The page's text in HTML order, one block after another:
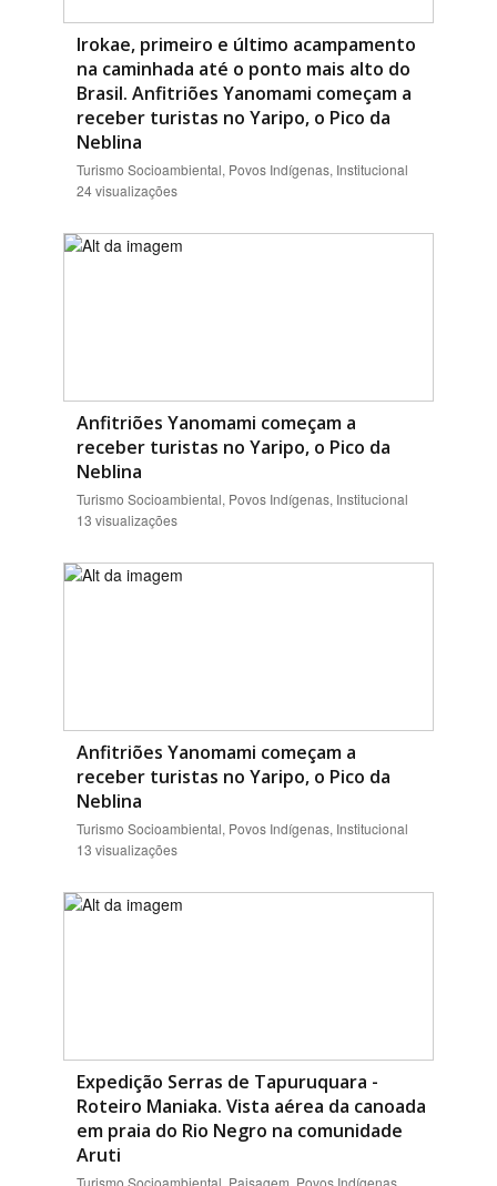
Irokae, primeiro e último acampamento
na caminhada até o ponto mais alto do
Brasil. Anfitriões Yanomami começam a
receber turistas no Yaripo, o Pico da
Neblina
Turismo Socioambiental, Povos Indígenas, Institucional
24 visualizações
Anfitriões Yanomami começam a
receber turistas no Yaripo, o Pico da
Neblina
Turismo Socioambiental, Povos Indígenas, Institucional
13 visualizações
Anfitriões Yanomami começam a
receber turistas no Yaripo, o Pico da
Neblina
Turismo Socioambiental, Povos Indígenas, Institucional
13 visualizações
Expedição Serras de Tapuruquara -
Roteiro Maniaka. Vista aérea da canoada
em praia do Rio Negro na comunidade
Aruti